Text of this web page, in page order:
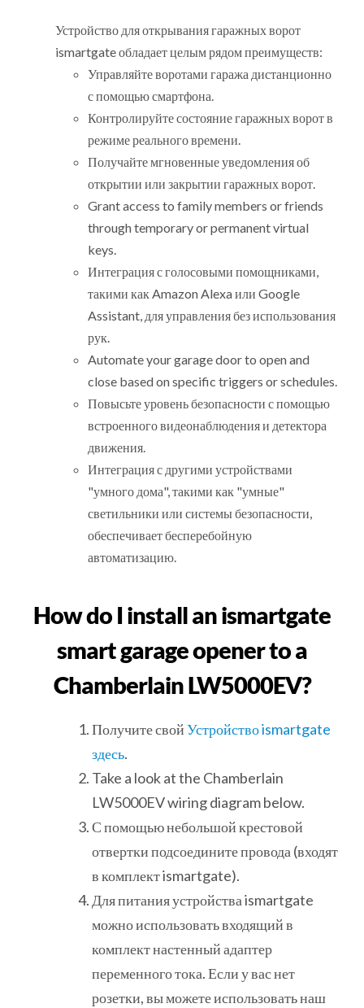
Устройство для открывания гаражных ворот
ismartgate обладает целым рядом преимуществ:
Управляйте воротами гаража дистанционно
с помощью смартфона.
Контролируйте состояние гаражных ворот в
режиме реального времени.
Получайте мгновенные уведомления об
открытии или закрытии гаражных ворот.
Grant access to family members or friends
through temporary or permanent virtual
keys.
Интеграция с голосовыми помощниками,
такими как Amazon Alexa или Google
Assistant, для управления без использования
рук.
Automate your garage door to open and
close based on specific triggers or schedules.
Повысьте уровень безопасности с помощью
встроенного видеонаблюдения и детектора
движения.
Интеграция с другими устройствами
"умного дома", такими как "умные"
светильники или системы безопасности,
обеспечивает бесперебойную
автоматизацию.
How do I install an ismartgate
smart garage opener to a
Chamberlain LW5000EV?
Получите свойУстройство ismartgate
здесь.
Take a look at the Chamberlain
LW5000EV wiring diagram below.
С помощью небольшой крестовой
отвертки подсоедините провода (входят
в комплект ismartgate).
Для питания устройства ismartgate
можно использовать входящий в
комплект настенный адаптер
переменного тока. Если у вас нет
розетки, вы можете использовать наш